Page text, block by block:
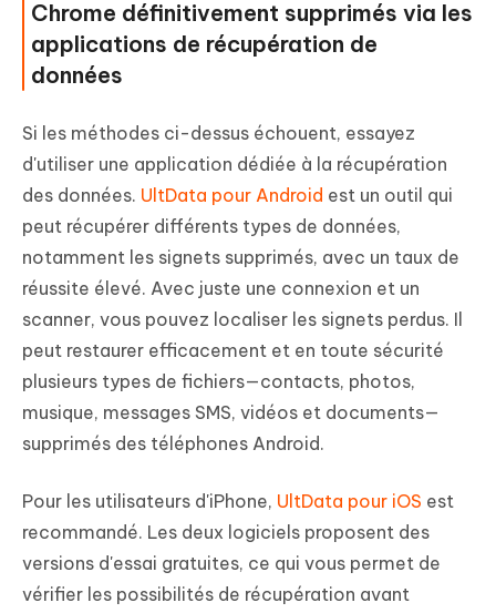
Chrome définitivement supprimés via les
applications de récupération de
données
Si les méthodes ci-dessus échouent, essayez
d'utiliser une application dédiée à la récupération
des données. UltData pour Android est un outil qui
peut récupérer différents types de données,
notamment les signets supprimés, avec un taux de
réussite élevé. Avec juste une connexion et un
scanner, vous pouvez localiser les signets perdus. Il
peut restaurer efficacement et en toute sécurité
plusieurs types de fichiers—contacts, photos,
musique, messages SMS, vidéos et documents—
supprimés des téléphones Android.
Pour les utilisateurs d'iPhone, UltData pour iOS est
recommandé. Les deux logiciels proposent des
versions d'essai gratuites, ce qui vous permet de
vérifier les possibilités de récupération avant